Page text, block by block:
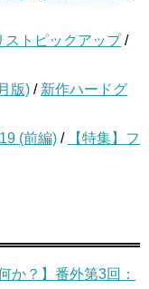
ストピックアップ/
版) / 新作ハードグ
(前編) /
【特集】フ
か？】番外第3回：